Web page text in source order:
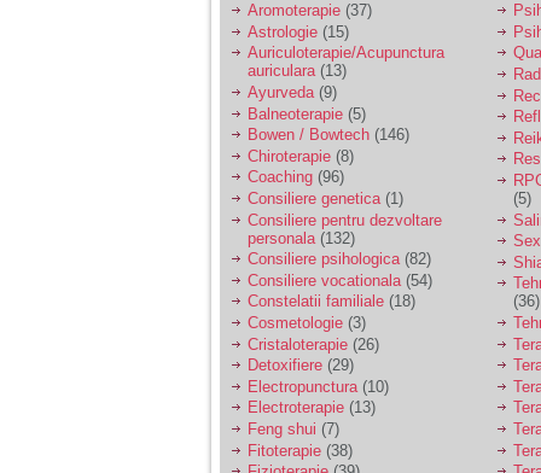
Sunt casatorita, am
31 de ani si un copil in
varsta de 2 ani care
mi-e lumina ochilor.
De ceva timp simt ca
mi s-a adunat
oboseala, o oboseala
cronica de care nu pot
scapa si simt ca din
cauza ei nu pot
controla nervii si
cateodata are copilul
de suferit.
Am o bariera peste
care nu pot trece:
prietena mea a ramas
insarcinata cu o fata.
Am fost de comun
acord sa facem un
copil, cu gandul ca e
baiat.
Aromoterapie (37)
Astrologie (15)
Auriculoterapie/Acupunctura
auriculara(13)
Ayurveda(9)
Balneoterapie (5)
Bowen / Bowtech (146)
Chiroterapie (8)
Coaching (96)
Consiliere genetica(1)
Consiliere pentru dezvoltare
personala (132)
Consiliere psihologica(82)
Consiliere vocationala (54)
Constelatii familiale (18)
Cosmetologie (3)
Cristaloterapie (26)
Detoxifiere (29)
Electropunctura (10)
Electroterapie (13)
Feng shui (7)
Fitoterapie (38)
(5)
(36)